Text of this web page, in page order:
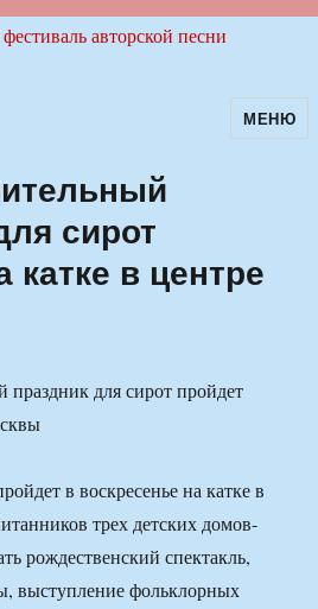
авторскойМЕНЮ
сирот
катке в центре
в воскресенье на катке в
трех детских домов-
рождественский спектакль,
выступление фольклорных